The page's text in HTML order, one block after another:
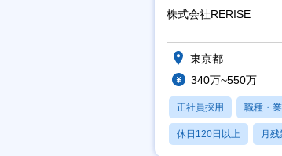
万～／年間休日125日
株式会社RERISE
東京都
340万~550万
正社員採用 職種・
休日120日以上 月